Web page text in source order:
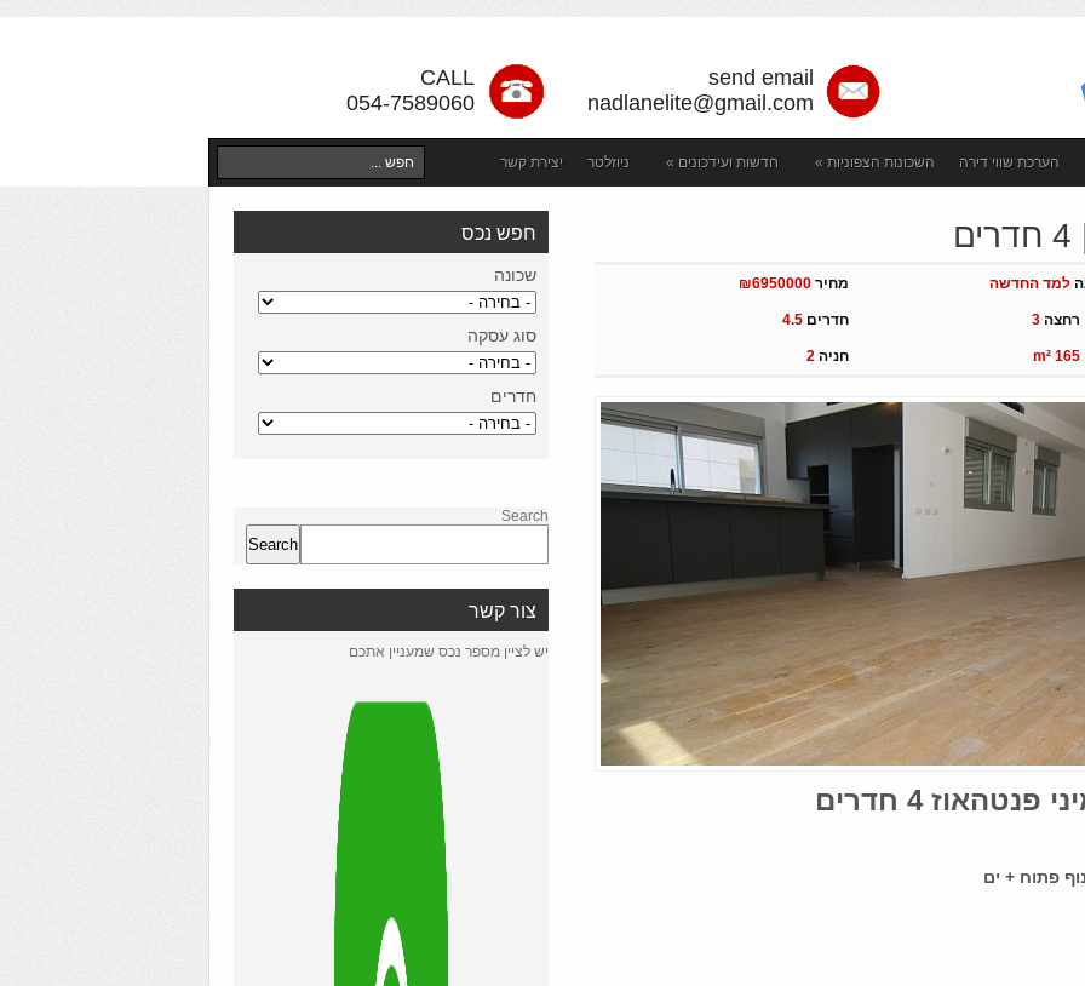
CALL
054-7589060
send email
nadlanelite@gmail.com
הערכת שווי דירה השכונות הצפוניות » חדשות ועידכונים » ניוזלטר יצירת קשר
מחיר ₪6950000 למד החדשה
חדרים 4.5 רחצה 3
חניה 2 m² 165
4 חדרים
פתוח + ים
חפש נכס
שכונה
סוג עסקה
חדרים
Search
Search
צור קשר
יש לציין מספר נכס שמעניין אתכם